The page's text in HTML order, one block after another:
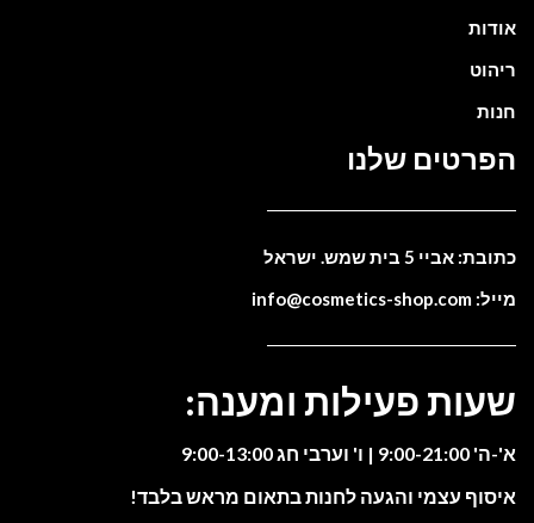
אודות
ריהוט
חנות
הפרטים שלנו
כתובת: אביי 5 בית שמש. ישראל
מייל: info@cosmetics-shop.com
שעות פעילות ומענה:
א'-ה' 9:00-21:00 | ו' וערבי חג 9:00-13:00
איסוף עצמי והגעה לחנות בתאום מראש בלבד!